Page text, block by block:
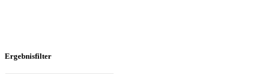
Ergebnisfilter